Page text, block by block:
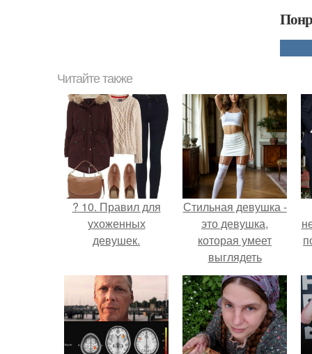
Читайте также
? 10. Правил для
ухоженных
девушек.
Стильная девушка -
это девушка,
которая умеет
выглядеть
привлекательно и
элегантно в любои
ситуации.